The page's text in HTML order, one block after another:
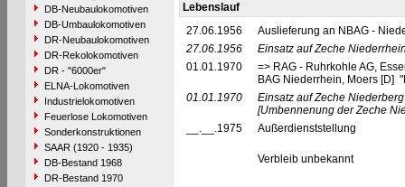
DB-Neubaulokomotiven
DB-Umbaulokomotiven
DR-Neubaulokomotiven
DR-Rekolokomotiven
DR - "6000er"
ELNA-Lokomotiven
Industrielokomotiven
Feuerlose Lokomotiven
Sonderkonstruktionen
SAAR (1920 - 1935)
DB-Bestand 1968
DR-Bestand 1970
Lebenslauf
27.06.1956
Auslieferung an NBAG -
27.06.1956
Einsatz auf Zeche
01.01.1970
=> RAG - Ruhrkohle AG,
BAG Niederrhein, Moers [D]
01.01.1970
Einsatz auf Zeche
[Umbennenung der Zeche
__.__.1975
Außerdienststellung
Verbleib unbekannt